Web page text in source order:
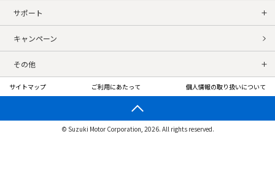
サポート
キャンペーン
その他
サイトマップ ご利用にあたって 個人情報の取り扱いについて
© Suzuki Motor Corporation, 2026. All rights reserved.